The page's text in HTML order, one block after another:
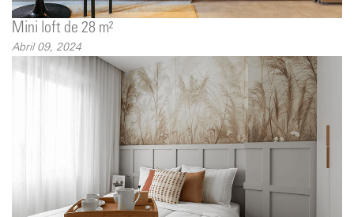
Mini loft de 28 m²
Abril 09, 2024